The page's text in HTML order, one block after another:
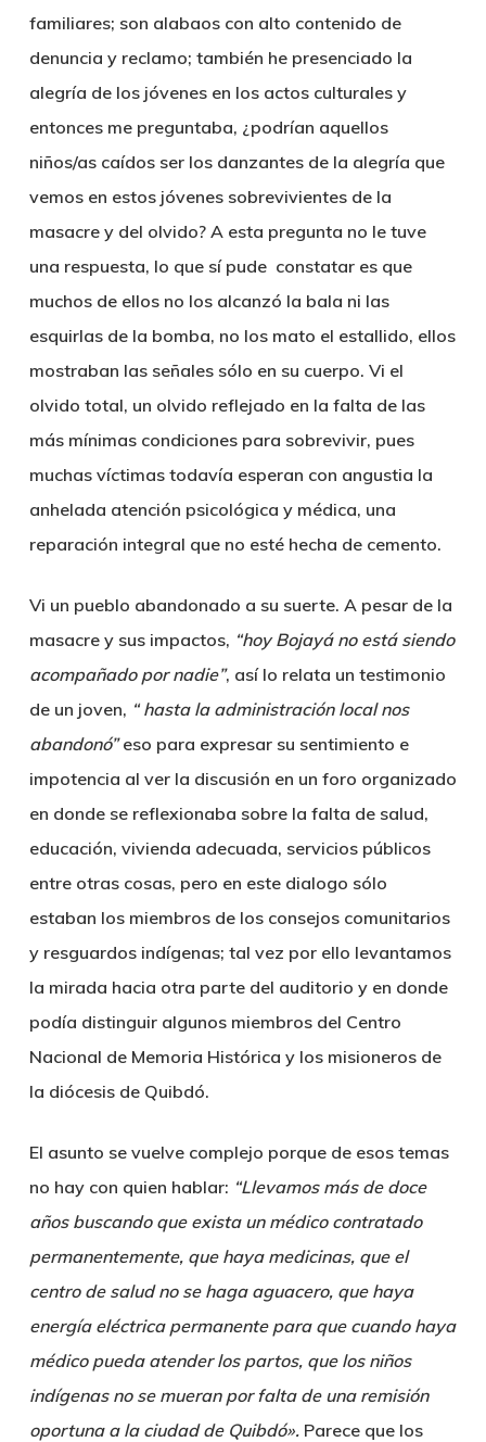
familiares; son alabaos con alto contenido de
denuncia y reclamo; también he presenciado la
alegría de los jóvenes en los actos culturales y
entonces me preguntaba, ¿podrían aquellos
niños/as caídos ser los danzantes de la alegría que
vemos en estos jóvenes sobrevivientes de la
masacre y del olvido? A esta pregunta no le tuve
una respuesta, lo que sí pude constatar es que
muchos de ellos no los alcanzó la bala ni las
esquirlas de la bomba, no los mato el estallido, ellos
mostraban las señales sólo en su cuerpo. Vi el
olvido total, un olvido reflejado en la falta de las
más mínimas condiciones para sobrevivir, pues
muchas víctimas todavía esperan con angustia la
anhelada atención psicológica y médica, una
reparación integral que no esté hecha de cemento.
Vi un pueblo abandonado a su suerte. A pesar de la
masacre y sus impactos, “hoy Bojayá no está siendo
acompañado por nadie”, así lo relata un testimonio
de un joven, “ hasta la administración local nos
abandonó” eso para expresar su sentimiento e
impotencia al ver la discusión en un foro organizado
en donde se reflexionaba sobre la falta de salud,
educación, vivienda adecuada, servicios públicos
entre otras cosas, pero en este dialogo sólo
estaban los miembros de los consejos comunitarios
y resguardos indígenas; tal vez por ello levantamos
la mirada hacia otra parte del auditorio y en donde
podía distinguir algunos miembros del Centro
Nacional de Memoria Histórica y los misioneros de
la diócesis de Quibdó.
El asunto se vuelve complejo porque de esos temas
no hay con quien hablar: “Llevamos más de doce
años buscando que exista un médico contratado
permanentemente, que haya medicinas, que el
centro de salud no se haga aguacero, que haya
energía eléctrica permanente para que cuando haya
médico pueda atender los partos, que los niños
indígenas no se mueran por falta de una remisión
oportuna a la ciudad de Quibdó». Parece que los